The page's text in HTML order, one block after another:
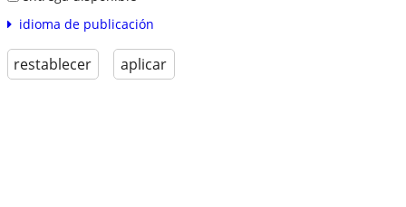
idioma de publicación
restablecer aplicar